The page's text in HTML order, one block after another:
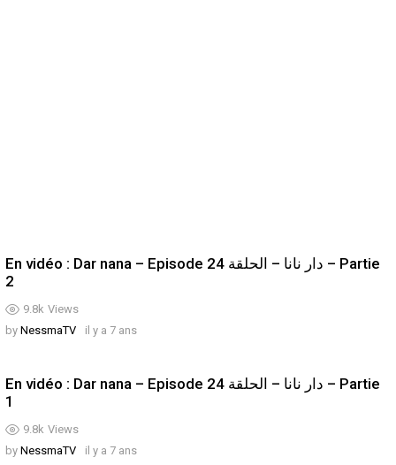
9.8k Views
En vidéo : Dar nana – Episode 24 دار نانا – الحلقة – Partie
2
by NessmaTV il y a 7 ans
9.8k Views
En vidéo : Dar nana – Episode 24 دار نانا – الحلقة – Partie
1
by NessmaTV il y a 7 ans